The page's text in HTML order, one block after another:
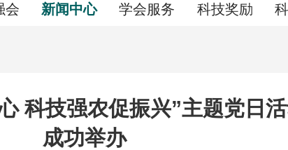
会 新闻中心 学会服务 科技奖励
要闻 学术交流 国家科学技术奖提名 农业新技术
科技强农促振兴”主题党日
成功举办